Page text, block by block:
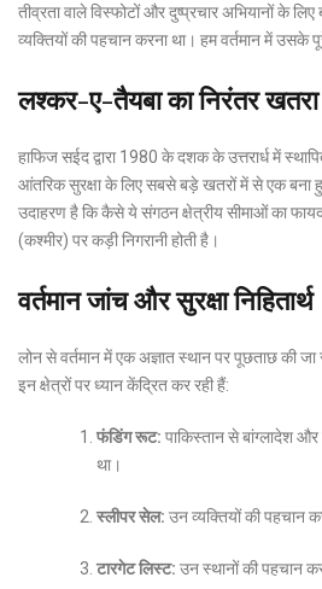
तीव्रता वाले विस्फोटों और दुष्प्रचार अभियानों के
व्यक्तियों की पहचान करना था। हम वर्तमान में उसके
लश्कर-ए-तैयबा का निरंतर खतरा
हाफिज सईद द्वारा 1980 के दशक के उत्तरार्ध में
आंतरिक सुरक्षा के लिए सबसे बड़े खतरों में से एक बना
उदाहरण है कि कैसे ये संगठन क्षेत्रीय सीमाओं का
(कश्मीर) पर कड़ी निगरानी होती है।
वर्तमान जांच और सुरक्षा निहितार्थ
लोन से वर्तमान में एक अज्ञात स्थान पर पूछताछ की
इन क्षेत्रों पर ध्यान केंद्रित कर रही हैं:
फंडिंग रूट: पाकिस्तान से बांग्लादेश
था।
स्लीपर सेल: उन व्यक्तियों की पहचान
टारगेट लिस्ट: उन स्थानों की पहचान